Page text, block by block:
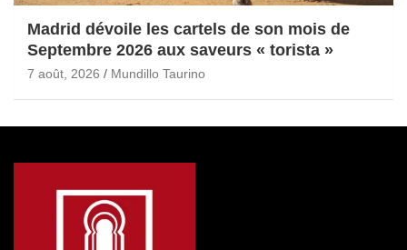
Madrid dévoile les cartels de son mois de
Septembre 2026 aux saveurs « torista »
7 août, 2026 Mundillo Taurino